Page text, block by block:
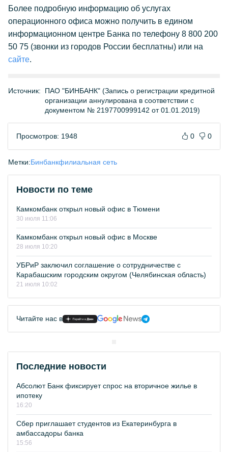
Более подробную информацию об услугах
операционного офиса можно получить в едином
информационном центре Банка по телефону 8 800 200
50 75 (звонки из городов России бесплатны) или на
сайте.
Источник:
ПАО "БИНБАНК" (Запись о регистрации кредитной
организации аннулирована в соответствии с
документом № 2197700999142 от 01.01.2019)
Просмотров: 1948 0 0
Метки:Бинбанкфилиальная сеть
Новости по теме
Камкомбанк открыл новый офис в Тюмени
30 июля 11:06
Камкомбанк открыл новый офис в Москве
28 июля 10:20
УБРиР заключил соглашение о сотрудничестве с
Карабашским городским округом (Челябинская область)
21 июля 10:02
Читайте нас в
Последние новости
Абсолют Банк фиксирует спрос на вторичное жилье в
ипотеку
16:20
Сбер приглашает студентов из Екатеринбурга в
амбассадоры банка
15:56